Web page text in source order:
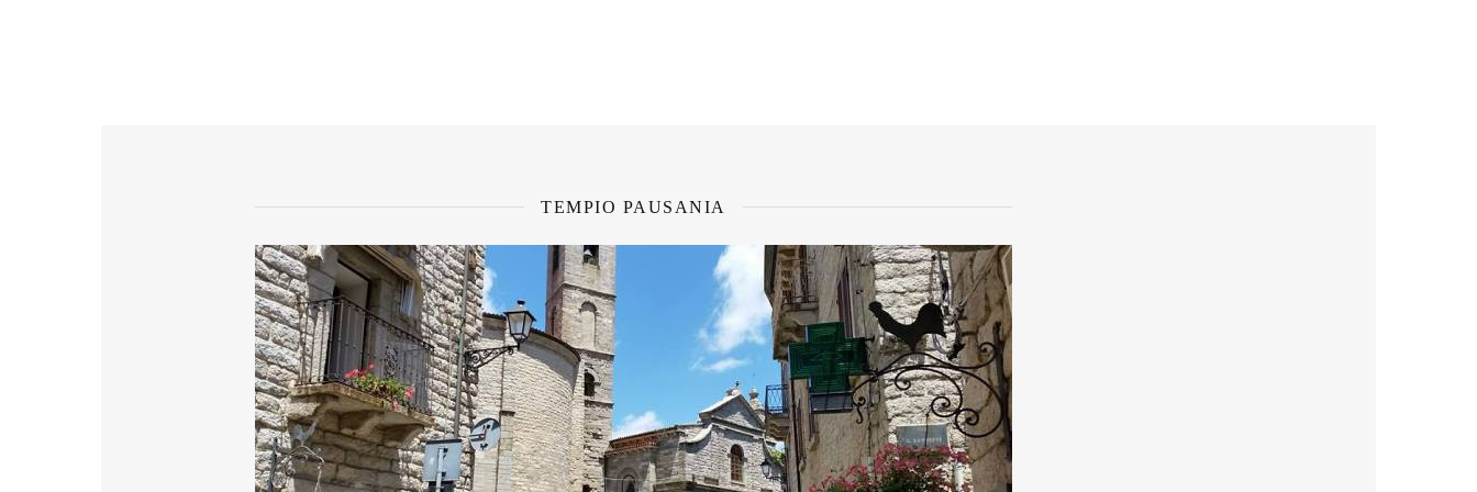
TEMPIO PAUSANIA